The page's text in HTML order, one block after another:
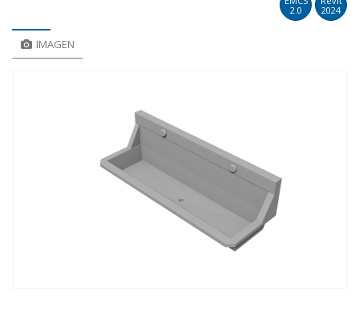
2.0
2024
IMAGEN